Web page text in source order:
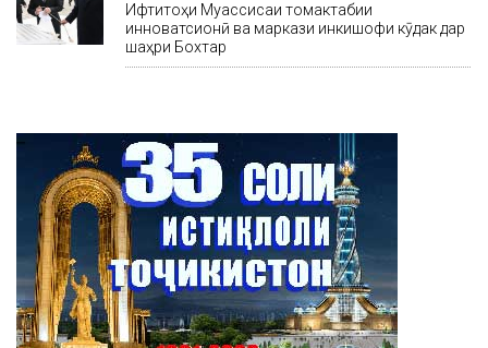
Ифтитоҳи Муассисаи томактабии
инноватсионӣ ва маркази инкишофи кӯдак дар
шаҳри Бохтар